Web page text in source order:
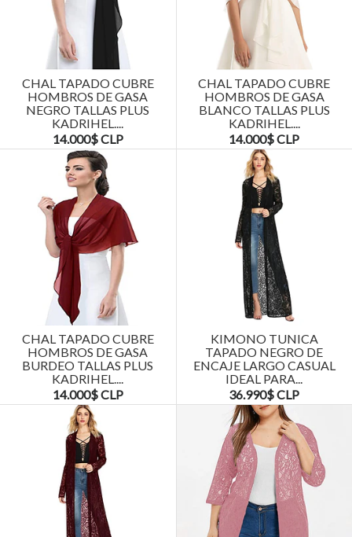
CHAL TAPADO CUBRE
HOMBROS DE GASA
NEGRO TALLAS PLUS
KADRIHEL....
14.000$ CLP
CHAL TAPADO CUBRE
HOMBROS DE GASA
BLANCO TALLAS PLUS
KADRIHEL....
14.000$ CLP
CHAL TAPADO CUBRE
HOMBROS DE GASA
BURDEO TALLAS PLUS
KADRIHEL....
14.000$ CLP
KIMONO TUNICA
TAPADO NEGRO DE
ENCAJE LARGO CASUAL
IDEAL PARA...
36.990$ CLP